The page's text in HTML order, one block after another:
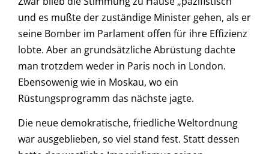
und es mußte der zuständige Minister gehen, als er
seine Bomber im Parlament offen für ihre Effizienz
lobte. Aber an grundsätzliche Abrüstung dachte
man trotzdem weder in Paris noch in London.
Ebensowenig wie in Moskau, wo ein
Rüstungsprogramm das nächste jagte.
Die neue demokratische, friedliche Weltordnung
war ausgeblieben, so viel stand fest. Statt dessen